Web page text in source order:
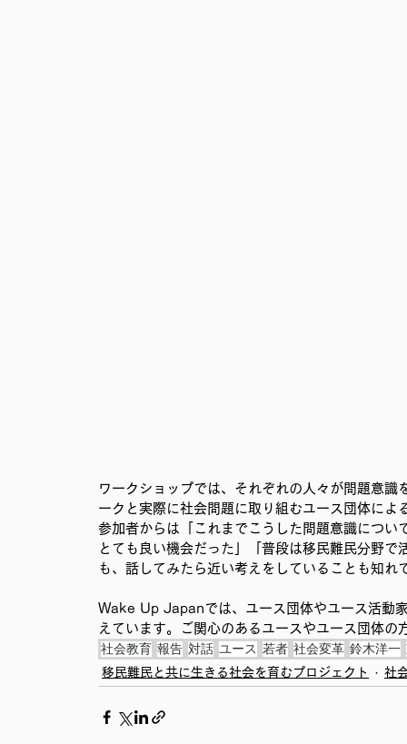
ワークショップでは、それぞれの人々が問題意
ークと実際に社会問題に取り組むユース団体によ
参加者からは「これまでこうした問題意識につ
とても良い機会だった」「普段は移民難民分野
も、話してみたら近い考えをしていることも知
Wake Up Japanでは、ユース団体やユース活動
えています。ご関心のあるユースやユース団体
社会教育 報告 対話 ユース 若者 社会変革 鈴木洋一
移民難民と共に生きる社会を育むプロジェクト 社